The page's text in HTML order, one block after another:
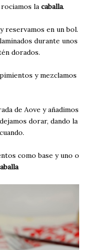
la caballa.
reservamos en un bol.
durante unos
dorados.
y mezclamos
de Aove y añadimos
dorar, dando la
como base y uno o